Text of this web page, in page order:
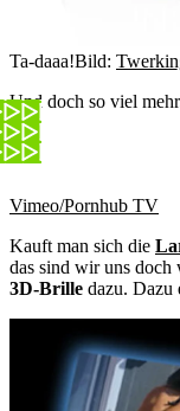
Ta-daaa!Bild:
Und doch so viel
Vimeo/Pornhub TV
Kauft man sich die
das sind wir uns doch
3D-Brille dazu. Dazu